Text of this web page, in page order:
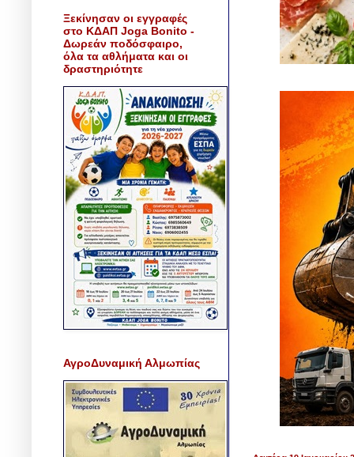
Ξεκίνησαν οι εγγραφές
στο ΚΔΑΠ Joga Bonito -
Δωρεάν ποδόσφαιρο,
όλα τα αθλήματα και οι
δραστηριότητε
ΑγροΔυναμική Αλμωπίας